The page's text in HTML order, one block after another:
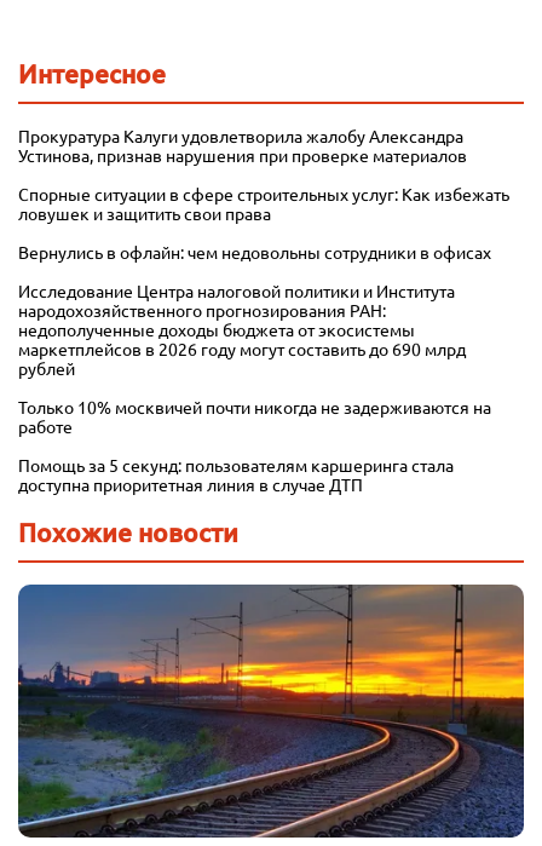
Интересное
Прокуратура Калуги удовлетворила жалобу Александра
Устинова, признав нарушения при проверке материалов
Спорные ситуации в сфере строительных услуг: Как избежать
ловушек и защитить свои права
Вернулись в офлайн: чем недовольны сотрудники в офисах
Исследование Центра налоговой политики и Института
народохозяйственного прогнозирования РАН:
недополученные доходы бюджета от экосистемы
маркетплейсов в 2026 году могут составить до 690 млрд
рублей
Только 10% москвичей почти никогда не задерживаются на
работе
Помощь за 5 секунд: пользователям каршеринга стала
доступна приоритетная линия в случае ДТП
Похожие новости